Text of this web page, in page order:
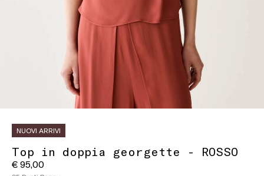
NUOVI ARRIVI
Top in doppia georgette - ROSSO
€ 95,00